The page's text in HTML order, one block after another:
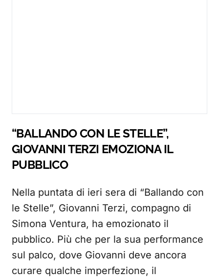
“BALLANDO CON LE STELLE”,
GIOVANNI TERZI EMOZIONA IL
PUBBLICO
Nella puntata di ieri sera di “Ballando con
le Stelle”, Giovanni Terzi, compagno di
Simona Ventura, ha emozionato il
pubblico. Più che per la sua performance
sul palco, dove Giovanni deve ancora
curare qualche imperfezione, il